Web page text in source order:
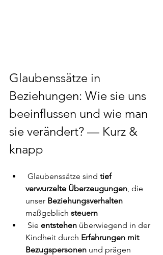
Glaubenssätze in
Beziehungen: Wie sie uns
beeinflussen und wie man
sie verändert? — Kurz &
knapp
Glaubenssätze sind tief
verwurzelte Überzeugungen , die
unser Beziehungsverhalten
maßgeblich steuern
Sie entstehen überwiegend in der
Kindheit durch Erfahrungen mit
Bezugspersonen und prägen